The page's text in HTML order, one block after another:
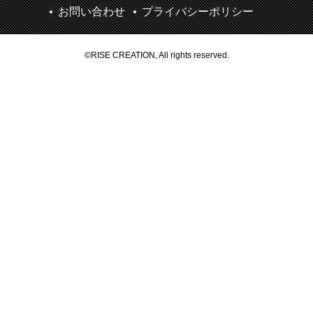
お問い合わせ プライバシーポリシー
©RISE CREATION, All rights reserved.